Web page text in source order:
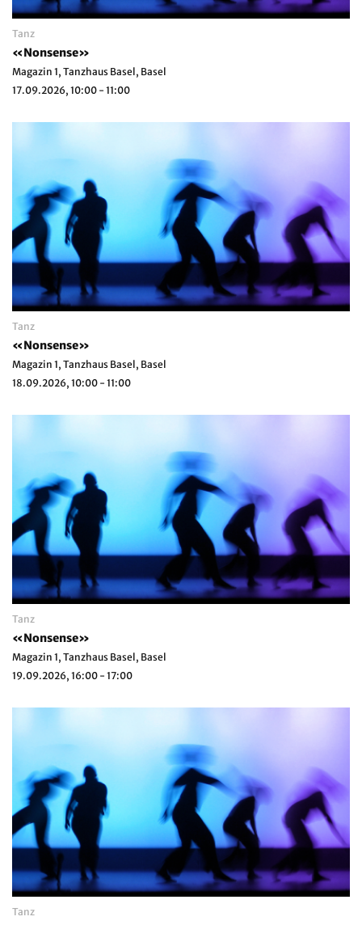
Tanz
«Nonsense»
Magazin 1, Tanzhaus Basel, Basel
17.09.2026, 10:00 - 11:00
Tanz
«Nonsense»
Magazin 1, Tanzhaus Basel, Basel
18.09.2026, 10:00 - 11:00
Tanz
«Nonsense»
Magazin 1, Tanzhaus Basel, Basel
19.09.2026, 16:00 - 17:00
Tanz